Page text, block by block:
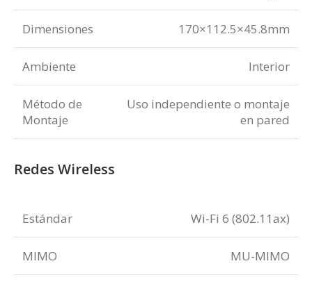
Dimensiones 170×112.5×45.8mm
Ambiente Interior
Método de
Montaje
Uso independiente o montaje
en pared
Redes Wireless
Estándar Wi-Fi 6 (802.11ax)
MIMO MU-MIMO